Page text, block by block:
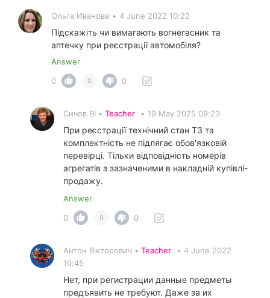
Ольга Иванова • 4 June 2022 10:22
Підскажіть чи вимагають вогнегасник та
аптечку при реєстрації автомобіля?
Answer
0
0 0
Сичов ВІ • Teacher • 19 May 2025 09:23
При реєстрації технічний стан ТЗ та
комплектність не підлягає обов'язковій
перевірці. Тільки відповідність номерів
агрегатів з зазначеними в накладній купівлі-
продажу.
Answer
0
0 0
Антон Вікторович • Teacher • 4 June 2022
10:45
Нет, при регистрации данные предметы
предъявить не требуют. Даже за их